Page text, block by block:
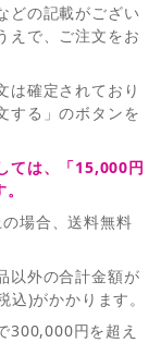
どの記載がござい
えで、ご注文をお
は確定されており
する」のボタンを
ては、「15,000円
場合、送料無料
以外の合計金額が
)がかかります。
300,000円を超え